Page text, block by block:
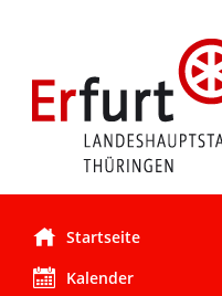
Startseite
Kalender